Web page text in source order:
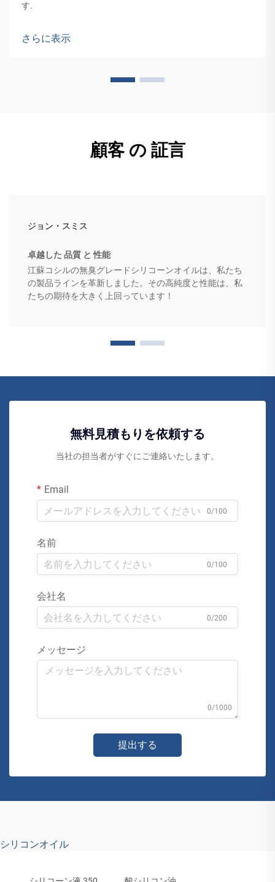
す.
さらに表示
顧客 の 証言
ジョン・スミス
卓越した 品質 と 性能
江蘇コシルの無臭グレードシリコーンオイルは、私たち
の製品ラインを革新しました。その高純度と性能は、私
たちの期待を大きく上回っています！
無料見積もりを依頼する
当社の担当者がすぐにご連絡いたします。
Email
0/100
名前
0/100
会社名
0/200
メッセージ
0/1000
提出する
シリコンオイル